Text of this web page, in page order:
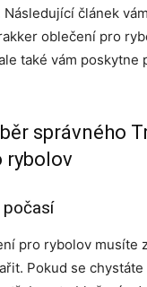
článek
oblečení pro
také vám poskytne
správného
rybolov
počasí
pro rybolov musíte
Pokud se